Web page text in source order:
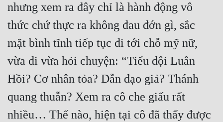
nhưng xem ra đây chỉ là hành động vô
thức chứ thực ra không đau đớn gì, sắc
mặt bình tĩnh tiếp tục đi tới chỗ mỹ nữ,
vừa đi vừa hỏi chuyện: “Tiểu đội Luân
Hồi? Cơ nhân tỏa? Dẫn đạo giả? Thánh
quang thuẫn? Xem ra cô che giấu rất
nhiều… Thế nào, hiện tại cô đã thấy được